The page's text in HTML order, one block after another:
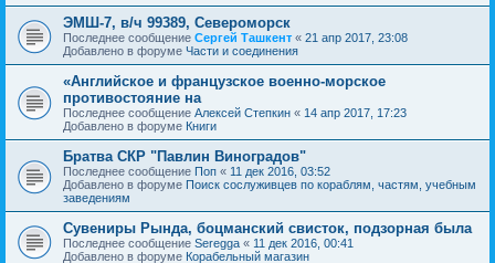
ЭМШ-7, в/ч 99389, Североморск
Последнее сообщение Сергей Ташкент « 21 апр 2017, 23:08
Добавлено в форуме Части и соединения
«Английское и французское военно-морское
противостояние на
Последнее сообщение Алексей Степкин « 14 апр 2017, 17:23
Добавлено в форуме Книги
Братва СКР "Павлин Виноградов"
Последнее сообщение Поп « 11 дек 2016, 03:52
Добавлено в форуме Поиск сослуживцев по кораблям, частям, учебным
заведениям
Сувениры Рында, боцманский свисток, подзорная была
Последнее сообщение Seregga « 11 дек 2016, 00:41
Добавлено в форуме Корабельный магазин